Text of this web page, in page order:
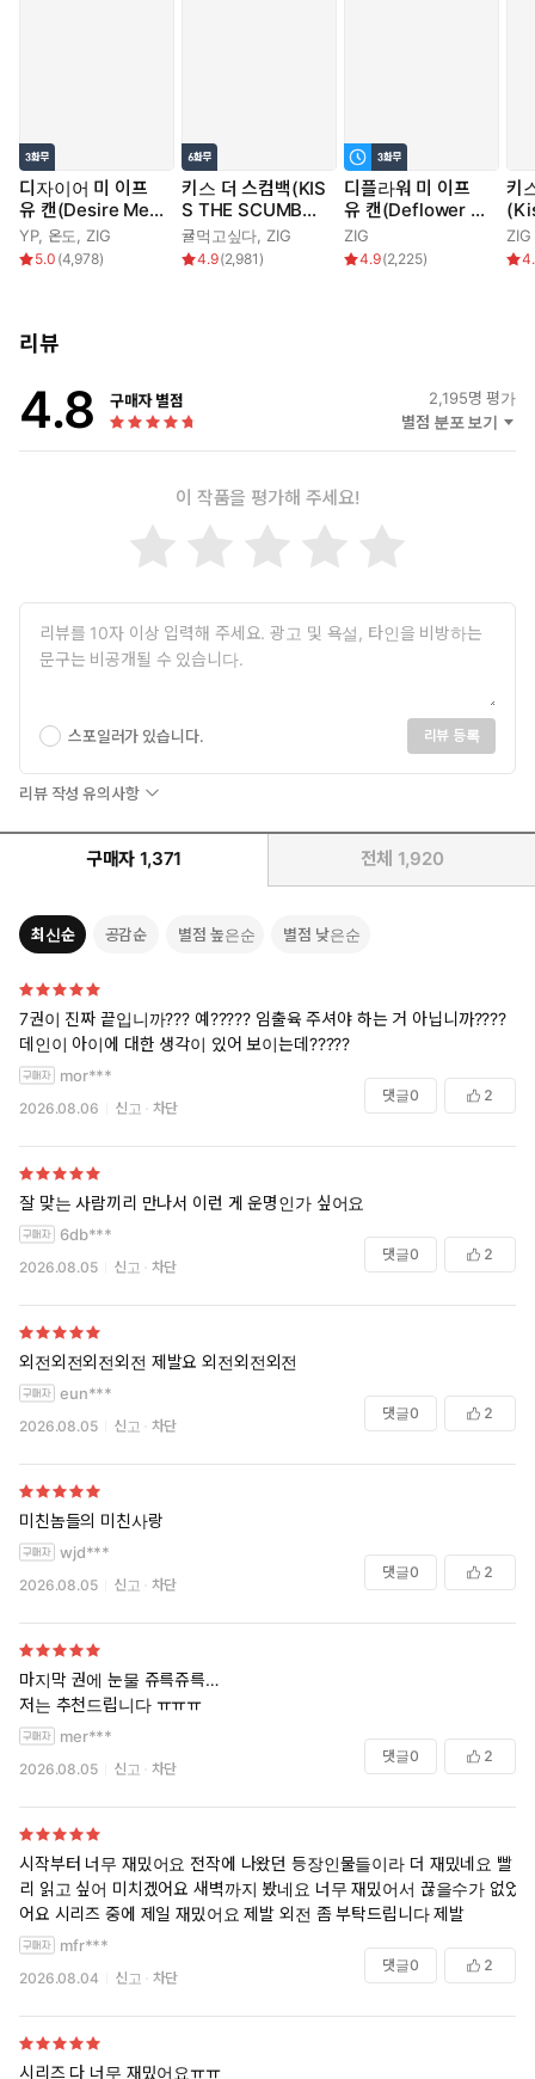
디자이어 미 이프
유 캔(Desire Me I
f You Can)
YP, 온도 ZIG
5.0 (4,978)
키스 더 스컴백(KIS
S THE SCUMBA
G)
귤먹고싶다 ZIG
4.9(2,981 )
디플라워 미 이프
유 캔(Deflower M
e If You Can)
ZIG
4.9(2,225)
키
an)
ZIG
리뷰
4.8 구매자 별점 2,195명 평가
별점 분포 보기
이 작품을 평가해 주세요!
스포일러가 있습니다. 리뷰 등록
리뷰 작성 유의사항
구매자 1,371 전체 1,920
최신순 공감순 별점 높은순 별점 낮은순
7권이 진짜 끝입니까??? 예????? 임출육 주셔야 하는 거 아닙니까????
데인이 아이에 대한 생각이 있어 보이는데?????
mor***
2026.08.06 신고 차단
댓글0 2
잘 맞는 사람끼리 만나서 이런 게 운명인가 싶어요
6db***
2026.08.05 신고 차단
댓글0 2
외전외전외전외전 제발요 외전외전외전
eun***
2026.08.05 신고 차단
댓글0 2
미친놈들의 미친사랑
wjd***
2026.08.05 신고 차단
댓글0 2
마지막 권에 눈물 쥬륵쥬륵…
저는 추천드립니다 ㅠㅠㅠ
mer***
2026.08.05 신고 차단
댓글0 2
시작부터 너무 재밌어요 전작에 나왔던 등장인물들이라 더 재밌네요 빨
리 읽고 싶어 미치겠어요 새벽까지 봤네요 너무 재밌어서 끊을수가 없었
어요 시리즈 중에 제일 재밌어요 제발 외전 좀 부탁드립니다 제발
mfr***
2026.08.04 신고 차단
댓글0 2
시리즈 다 너무 재밌어요ㅠㅠ